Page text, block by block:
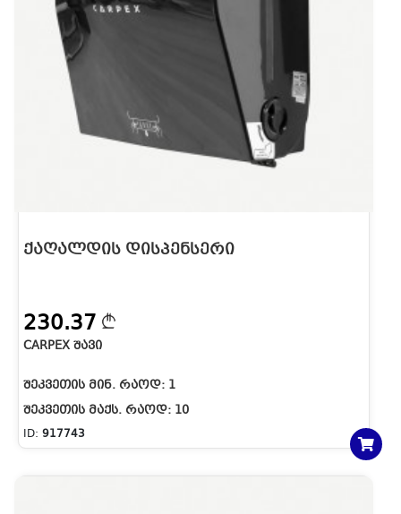
ᲥᲐᲦᲐᲚᲓᲘᲡ ᲓᲘᲡᲞᲔᲜᲡᲔᲠᲘ
230.37
CARPEX ᲨᲐᲕᲘ
ᲨᲔᲙᲕᲔᲗᲘᲡ ᲛᲘᲜ. ᲠᲐᲝᲓ: 1
ᲨᲔᲙᲕᲔᲗᲘᲡ ᲛᲐᲥᲡ. ᲠᲐᲝᲓ: 10
ID: 917743